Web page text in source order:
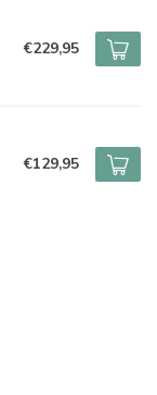
€229,95
€129,95